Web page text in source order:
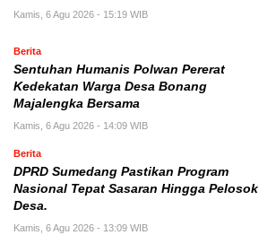
Kamis, 6 Agu 2026 - 15:19 WIB
Berita
Sentuhan Humanis Polwan Pererat
Kedekatan Warga Desa Bonang
Majalengka Bersama
Kamis, 6 Agu 2026 - 14:09 WIB
Berita
DPRD Sumedang Pastikan Program
Nasional Tepat Sasaran Hingga Pelosok
Desa.
Kamis, 6 Agu 2026 - 13:09 WIB